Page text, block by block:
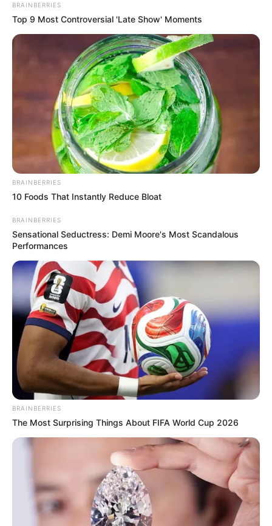
BRAINBERRIES
Top 9 Most Controversial 'Late Show' Moments
BRAINBERRIES
10 Foods That Instantly Reduce Bloat
BRAINBERRIES
Sensational Seductress: Demi Moore's Most Scandalous
Performances
BRAINBERRIES
The Most Surprising Things About FIFA World Cup 2026